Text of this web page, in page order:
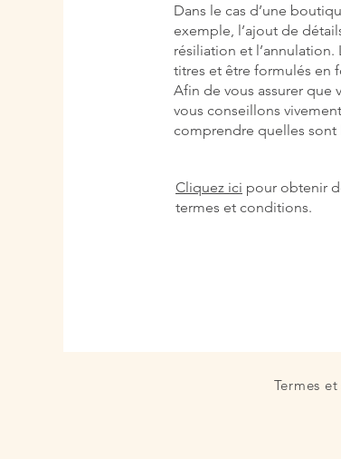
Dans le cas d’une
exemple, l’ajout de
résiliation et
titres et être formulés en
Afin de vous assurer que
vous conseillons
comprendre quelles
Cliquez ici pour obtenir
termes et conditions.
Termes